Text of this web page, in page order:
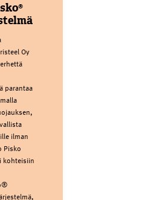
Oy
parantaa
ilman
Pisko
kohteisiin